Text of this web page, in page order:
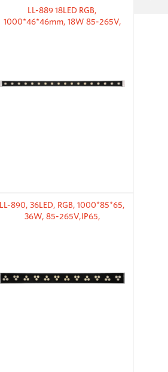
LL-889 18LED RGB,
1000*46*46mm, 18W 85-265V,
LL-890, 36LED, RGB, 1000*85*65,
36W, 85-265V,IP65,